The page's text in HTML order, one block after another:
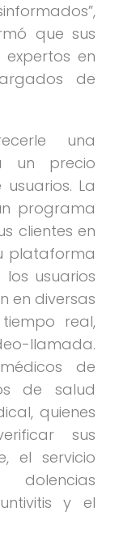
que sus
en
de
una
un precio
La
programa
clientes en
plataforma
usuarios
en diversas
real,
llamada.
de
de salud
quienes
sus
el servicio
y el